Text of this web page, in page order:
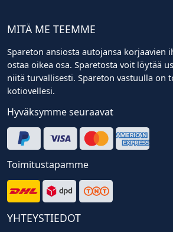
MITÄ ME TEEMME
Spareton ansiosta autojansa korjaavien
ostaa oikea osa. Sparetosta voit löytää
niitä turvallisesti. Spareton vastuulla on
kotiovellesi.
Hyväksymme seuraavat
Toimitustapamme
YHTEYSTIEDOT